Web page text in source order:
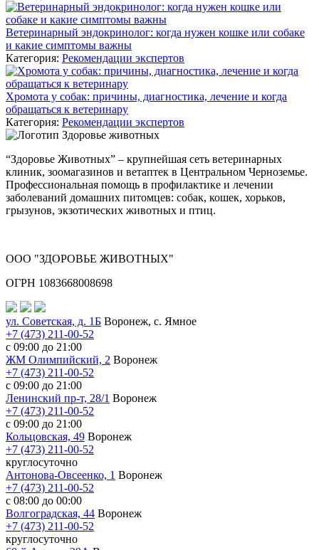
Ветеринарный эндокринолог: когда нужен кошке или собаке
и какие симптомы важны
Категория: Рекомендации экспертов
Хромота у собак: причины, диагностика, лечение и когда
обращаться к ветеринару
Категория: Рекомендации экспертов
“Здоровье Животных” – крупнейшая сеть ветеринарных
клиник, зоомагазинов и ветаптек в Центральном Черноземье.
Профессиональная помощь в профилактике и лечении
заболеваний домашних питомцев: собак, кошек, хорьков,
грызунов, экзотических животных и птиц.
ООО "ЗДОРОВЬЕ ЖИВОТНЫХ"
ОГРН 1083668008698
ул. Советская, д. 1Б Воронеж, с. Ямное
+7 (473) 211-00-52
с 09:00 до 21:00
ЖМ Олимпийский, 2 Воронеж
+7 (473) 211-00-52
с 09:00 до 21:00
Ленинский пр-т, 28/1 Воронеж
+7 (473) 211-00-52
с 09:00 до 21:00
Кольцовская, 49 Воронеж
+7 (473) 211-00-52
круглосуточно
Антонова-Овсеенко, 1 Воронеж
+7 (473) 211-00-52
с 08:00 до 00:00
Волгоградская, 44 Воронеж
+7 (473) 211-00-52
круглосуточно